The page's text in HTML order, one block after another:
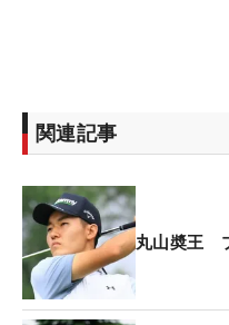
関連記事
丸山奬王